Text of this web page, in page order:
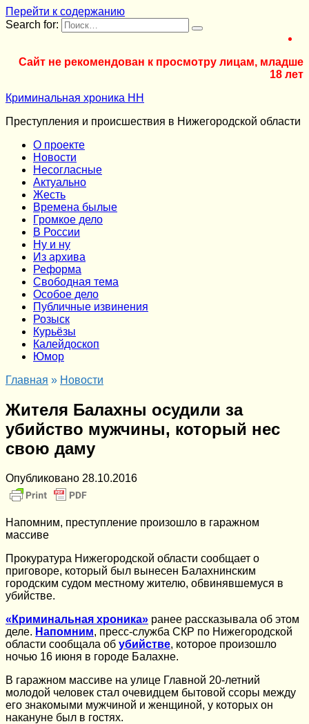
Перейти к содержанию
Search for:
Сайт не рекомендован к просмотру лицам, младше
18 лет
Криминальная хроника НН
Преступления и происшествия в Нижегородской области
О проекте
Новости
Несогласные
Актуально
Жесть
Времена былые
Громкое дело
В России
Ну и ну
Из архива
Реформа
Cвободная тема
Особое дело
Публичные извинения
Розыск
Курьёзы
Калейдоскоп
Юмор
Главная » Новости
Жителя Балахны осудили за
убийство мужчины, который нес
свою даму
Опубликовано 28.10.2016
Напомним, преступление произошло в гаражном
массиве
Прокуратура Нижегородской области сообщает о
приговоре, который был вынесен Балахнинским
городским судом местному жителю, обвинявшемуся в
убийстве.
«Криминальная хроника» ранее рассказывала об этом
деле. Напомним, пресс-служба СКР по Нижегородской
области сообщала об убийстве, которое произошло
ночью 16 июня в городе Балахне.
В гаражном массиве на улице Главной 20-летний
молодой человек стал очевидцем бытовой ссоры между
его знакомыми мужчиной и женщиной, у которых он
накануне был в гостях.